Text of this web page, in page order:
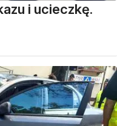
i ucieczkę.